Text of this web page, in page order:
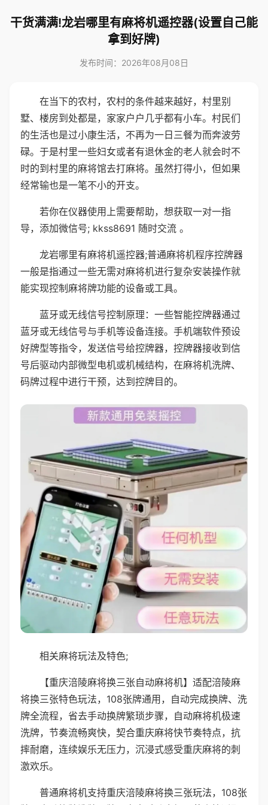
干货满满!龙岩哪里有麻将机遥控器(设置自己能
拿到好牌)
发布时间：2026年08月08日
在当下的农村，农村的条件越来越好，村里别
墅、楼房到处都是，家家户户几乎都有小车。村民们
的生活也是过小康生活，不再为一日三餐为而奔波劳
碌。于是村里一些妇女或者有退休金的老人就会时不
时的到村里的麻将馆去打麻将。虽然打得小，但如果
经常输也是一笔不小的开支。
若你在仪器使用上需要帮助，想获取一对一指
导，添加微信号; kkss8691 随时交流 。
龙岩哪里有麻将机遥控器;普通麻将机程序控牌器
一般是指通过一些无需对麻将机进行复杂安装操作就
能实现控制麻将牌功能的设备或工具。
蓝牙或无线信号控制原理：一些智能控牌器通过
蓝牙或无线信号与手机等设备连接。手机端软件预设
好牌型等指令，发送信号给控牌器，控牌器接收到信
号后驱动内部微型电机或机械结构，在麻将机洗牌、
码牌过程中进行干预，达到控牌目的。
相关麻将玩法及特色;
【重庆涪陵麻将换三张自动麻将机】适配涪陵麻
将换三张特色玩法，108张牌通用，自动完成换牌、洗
牌全流程，省去手动换牌繁琐步骤，自动麻将机极速
洗牌，节奏流畅爽快，契合重庆麻将快节奏特点，抗
摔耐磨，连续娱乐无压力，沉浸式感受重庆麻将的刺
激欢乐。
普通麻将机支持重庆涪陵麻将换三张玩法，108张